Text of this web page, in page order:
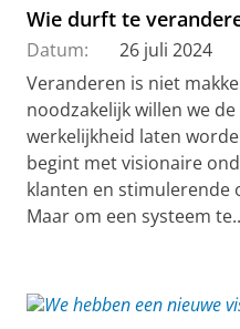
Wie durft te
Datum:
26 juli 2024
Veranderen is niet
noodzakelijk willen we
werkelijkheid laten
begint met visionaire
klanten en stimulerende
Maar om een systeem